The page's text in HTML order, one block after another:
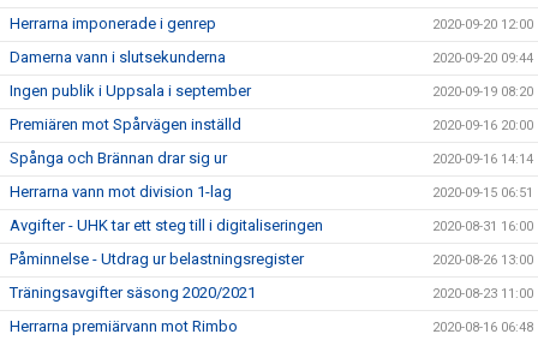
Herrarna imponerade i genrep 2020-09-20 12:00
Damerna vann i slutsekunderna 2020-09-20 09:44
Ingen publik i Uppsala i september 2020-09-19 08:20
Premiären mot Spårvägen inställd 2020-09-16 20:00
Spånga och Brännan drar sig ur 2020-09-16 14:14
Herrarna vann mot division 1-lag 2020-09-15 06:51
Avgifter - UHK tar ett steg till i digitaliseringen 2020-08-31 16:00
Påminnelse - Utdrag ur belastningsregister 2020-08-26 13:00
Träningsavgifter säsong 2020/2021 2020-08-23 11:00
Herrarna premiärvann mot Rimbo 2020-08-16 06:48